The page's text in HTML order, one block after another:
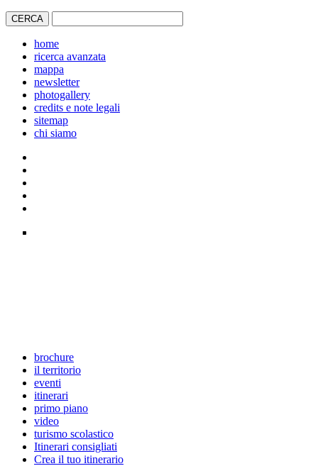
home
ricerca avanzata
mappa
newsletter
photogallery
credits e note legali
sitemap
chi siamo
brochure
il territorio
eventi
itinerari
primo piano
video
turismo scolastico
Itinerari consigliati
Crea il tuo itinerario